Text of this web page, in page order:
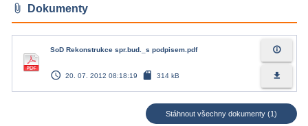
attach_file Dokumenty
SoD Rekonstrukce spr.bud._s podpisem.pdf
access_time 20. 07. 2012 08:18:19 sd_card 314 kB
info_outline
file_download
Stáhnout všechny dokumenty (1)